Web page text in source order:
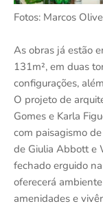
Fotos: Marcos
As obras já estão
131m², em duas
configurações,
O projeto de
Gomes e Karla
com paisagismo
de Giulia Abbott e
fechado erguido
oferecerá
amenidades e